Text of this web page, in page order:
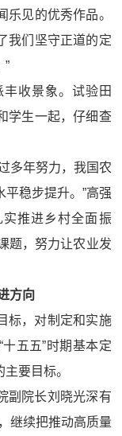
见的优秀作品。
我们坚守正道的定
”
收景象。试验田
学生一起，仔细查
多年努力，我国农
稳步提升。”高强
实推进乡村全面振
题，努力让农业发
方向
标，对制定和实施
五五”时期基本定
要目标。
副院长刘晓光深有
继续把推动高质量